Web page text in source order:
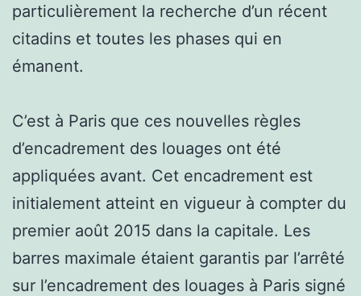
particulièrement la recherche d’un récent
citadins et toutes les phases qui en
émanent.
C’est à Paris que ces nouvelles règles
d’encadrement des louages ont été
appliquées avant. Cet encadrement est
initialement atteint en vigueur à compter du
premier août 2015 dans la capitale. Les
barres maximale étaient garantis par l’arrêté
sur l’encadrement des louages à Paris signé